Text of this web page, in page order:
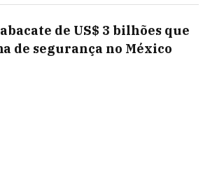
de US$ 3 bilhões que
de segurança no México